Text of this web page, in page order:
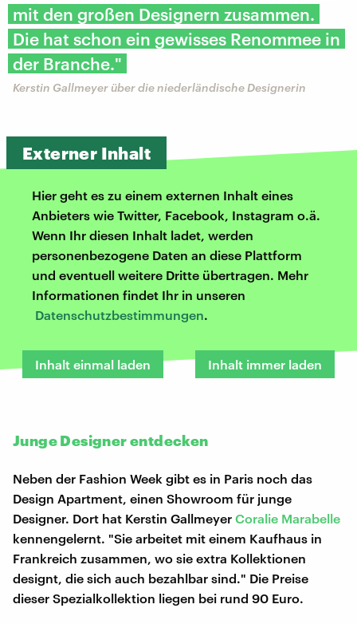
mit den großen Designern zusammen.
Die hat schon ein gewisses Renommee in
der Branche."
Kerstin Gallmeyer über die niederländische Designerin
Externer Inhalt
Hier geht es zu einem externen Inhalt eines
Anbieters wie Twitter, Facebook, Instagram o.ä.
Wenn Ihr diesen Inhalt ladet, werden
personenbezogene Daten an diese Plattform
und eventuell weitere Dritte übertragen. Mehr
Informationen findet Ihr in unseren
Datenschutzbestimmungen.
Inhalt einmal laden Inhalt immer laden
Junge Designer entdecken
Neben der Fashion Week gibt es in Paris noch das
Design Apartment, einen Showroom für junge
Designer. Dort hat Kerstin Gallmeyer Coralie Marabelle
kennengelernt. "Sie arbeitet mit einem Kaufhaus in
Frankreich zusammen, wo sie extra Kollektionen
designt, die sich auch bezahlbar sind." Die Preise
dieser Spezialkollektion liegen bei rund 90 Euro.